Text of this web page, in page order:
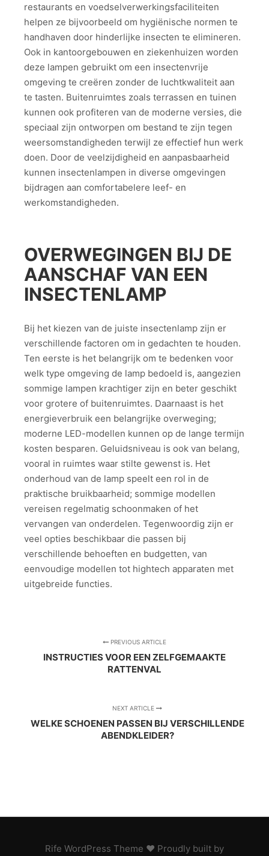
restaurants en voedselverwerkingsfaciliteiten
helpen ze bijvoorbeeld om hygiënische normen te
handhaven door hinderlijke insecten te elimineren.
Ook in kantoorgebouwen en ziekenhuizen worden
deze lampen gebruikt om een insectenvrije
omgeving te creëren zonder de luchtkwaliteit aan
te tasten. Buitenruimtes zoals terrassen en tuinen
kunnen ook profiteren van de moderne versies, die
speciaal zijn ontworpen om bestand te zijn tegen
weersomstandigheden terwijl ze effectief hun werk
doen. Door de veelzijdigheid en aanpasbaarheid
kunnen insectenlampen in diverse omgevingen
bijdragen aan comfortabelere leef- en
werkomstandigheden.
OVERWEGINGEN BIJ DE
AANSCHAF VAN EEN
INSECTENLAMP
Bij het kiezen van de juiste insectenlamp zijn er
verschillende factoren om in gedachten te houden.
Ten eerste is het belangrijk om te bedenken voor
welk type omgeving de lamp bedoeld is, aangezien
sommige lampen krachtiger zijn en beter geschikt
voor grotere of buitenruimtes. Daarnaast is het
energieverbruik een belangrijke overweging;
moderne LED-modellen kunnen op de lange termijn
kosten besparen. Geluidsniveau is ook van belang,
vooral in ruimtes waar stilte gewenst is. Het
onderhoud van de lamp speelt een rol in de
praktische bruikbaarheid; sommige modellen
vereisen regelmatig schoonmaken of het
vervangen van onderdelen. Tegenwoordig zijn er
veel opties beschikbaar die passen bij
verschillende behoeften en budgetten, van
eenvoudige modellen tot hightech apparaten met
uitgebreide functies.
PREVIOUS ARTICLE
INSTRUCTIES VOOR EEN ZELFGEMAAKTE
RATTENVAL
NEXT ARTICLE
WELKE SCHOENEN PASSEN BIJ VERSCHILLENDE
ABENDKLEIDER?
Rife WordPress Theme ♥ Proudly built by